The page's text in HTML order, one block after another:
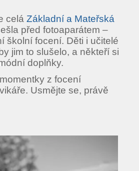
celá Základní a Mateřská
před fotoaparátem –
školní focení. Děti i učitelé
jim to slušelo, a někteří si
doplňky.
z focení
Usmějte se, právě